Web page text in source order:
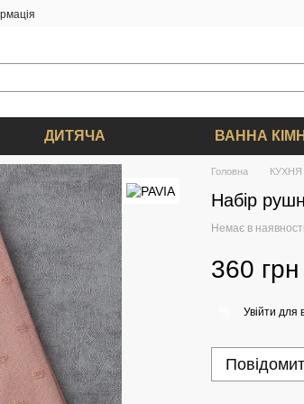
ДИТЯЧА ВАННА
Головна КУХНЯ
Набір
Немає в наявності
360 грн
Увійти для